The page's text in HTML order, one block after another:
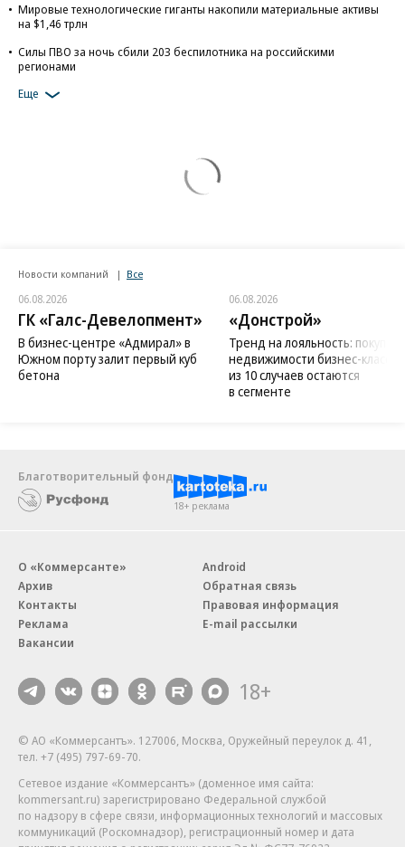
Мировые технологические гиганты накопили материальные активы
на $1,46 трлн
Силы ПВО за ночь сбили 203 беспилотника на российскими
регионами
Еще
Новости компаний Все
06.08.2026
ГК «Галс-Девелопмент»
В бизнес-центре «Адмирал» в
Южном порту залит первый куб
бетона
06.08.2026
«Донстрой»
Тренд на лояльность:
недвижимости бизнес-класса
из 10 случаев остаются
в сегменте
Благотворительный фонд
18+ реклама
О «Коммерсанте»
Архив
Контакты
Реклама
Вакансии
Android
Обратная связь
Правовая информация
E-mail рассылки
18+
© АО «Коммерсантъ». 127006, Москва, Оружейный переулок д. 41,
тел. +7 (495) 797-69-70.
Сетевое издание «Коммерсантъ» (доменное имя сайта:
kommersant.ru) зарегистрировано Федеральной службой
по надзору в сфере связи, информационных технологий и массовых
коммуникаций (Роскомнадзор), регистрационный номер и дата